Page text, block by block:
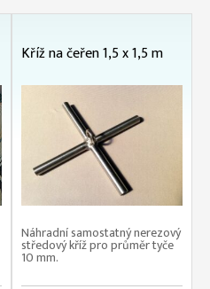
Kříž na čeřen 1,5 x 1,5 m
Náhradní samostatný nerezový
středový kříž pro průměr tyče
10 mm.